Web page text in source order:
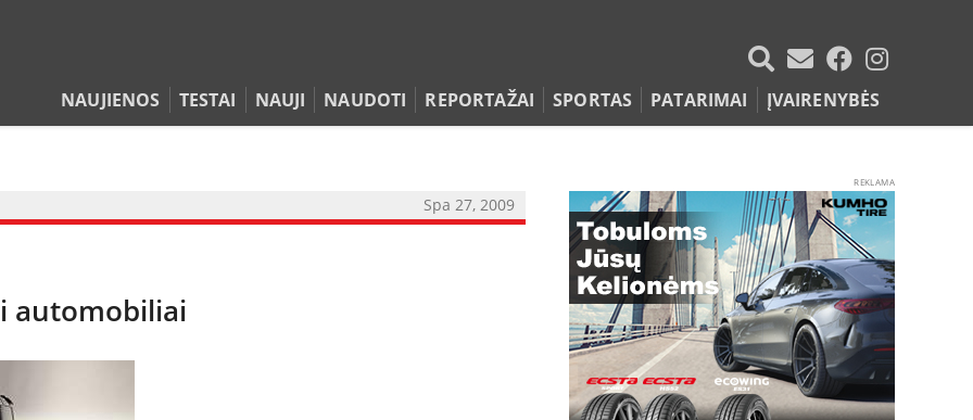
NAUJIENOS TESTAI NAUJI NAUDOTI REPORTAŽAI SPORTAS PATARIMAI ĮVAIRENYBĖS
Spa 27, 2009
automobiliai
REKLAMA